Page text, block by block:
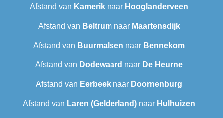
Afstand van Kamerik naar Hooglanderveen
Afstand van Beltrumnaar Maartensdijk
Afstand van Buurmalsen naar Bennekom
Afstand van Dodewaard naar De Heurne
Afstand van Eerbeek naar Doornenburg
Afstand van Laren (Gelderland) naar Hulhuizen